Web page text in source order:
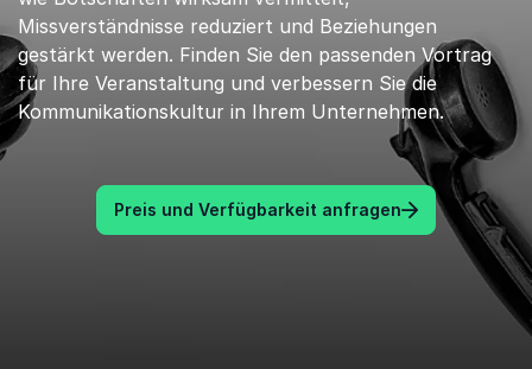
Missverständnisse reduziert und Beziehungen
gestärkt werden. Finden Sie den passenden Vortrag
für Ihre Veranstaltung und verbessern Sie die
Kommunikationskultur in Ihrem Unternehmen.
Preis und Verfügbarkeit anfragen